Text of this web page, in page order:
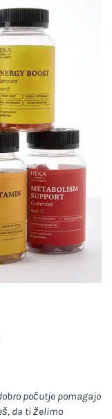
počutje pomagajo
da ti želimo